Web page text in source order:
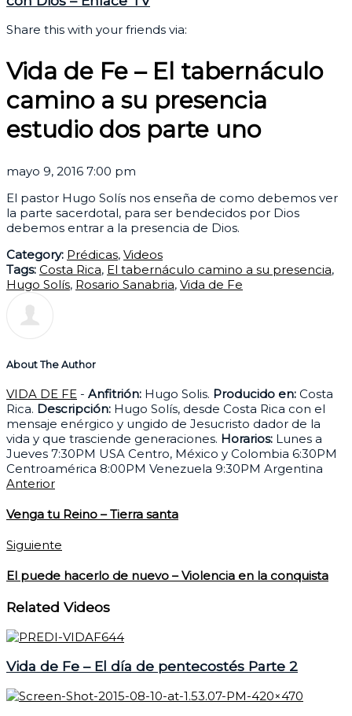
Share this with your friends via:
Vida de Fe – El tabernáculo
camino a su presencia
estudio dos parte uno
mayo 9, 2016 7:00 pm
El pastor Hugo Solís nos enseña de como debemos ver
la parte sacerdotal, para ser bendecidos por Dios
debemos entrar a la presencia de Dios.
Category: Prédicas, Videos
Tags: Costa Rica, El tabernáculo camino a su presencia,
Hugo Solís, Rosario Sanabria, Vida de Fe
About The Author
VIDA DE FE - Anfitrión: Hugo Solis. Producido en: Costa
Rica. Descripción: Hugo Solís, desde Costa Rica con el
mensaje enérgico y ungido de Jesucristo dador de la
vida y que trasciende generaciones. Horarios: Lunes a
Jueves 7:30PM USA Centro, México y Colombia 6:30PM
Centroamérica 8:00PM Venezuela 9:30PM Argentina
Anterior
Venga tu Reino – Tierra santa
Siguiente
El puede hacerlo de nuevo – Violencia en la conquista
Related Videos
Vida de Fe – El día de pentecostés Parte 2